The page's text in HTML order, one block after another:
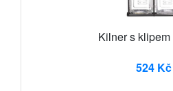
Kilner s
524 Kč